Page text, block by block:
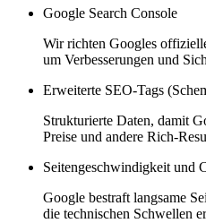
Google Search Console
Wir richten Googles
um Verbesserungen und
Erweiterte SEO-Tags
Strukturierte Daten, damit
Preise und andere Rich-
Seitengeschwindigkeit und
Google bestraft langsame
die technischen Schwellen